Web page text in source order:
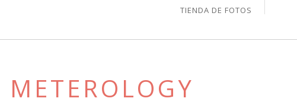
TIENDA DE FOTOS
METEROLOGY